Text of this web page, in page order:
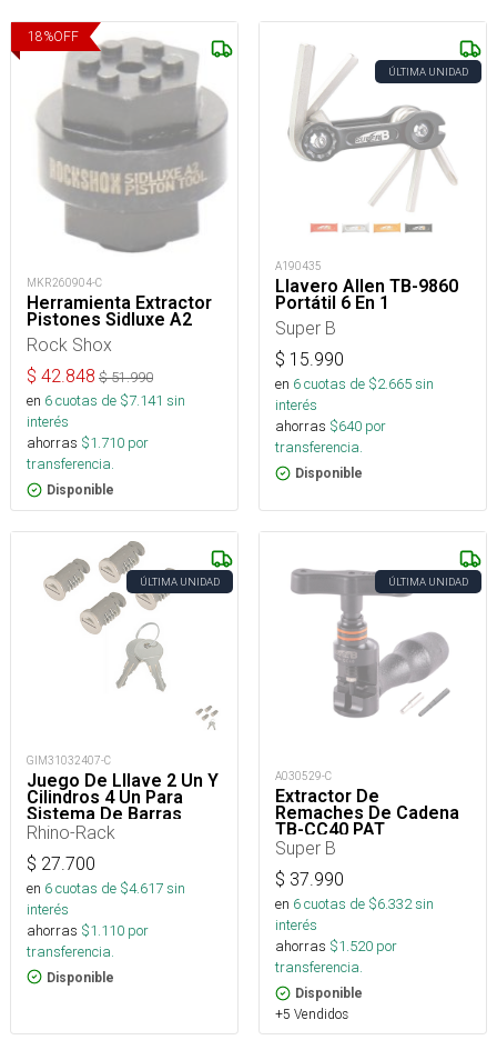
18%OFF
MKR260904-C
Herramienta Extractor
Pistones Sidluxe A2
Rock Shox
$ 42.848 $51.990
en 6cuotas de $7.141 sin
interés
ahorras $1.710 por
transferencia.
Disponible
ÚLTIMA UNIDAD
A190435
Llavero Allen TB-9860
Portátil 6 En 1
Super B
$ 15.990
en 6cuotas de $2.665sin
interés
ahorras $640 por
transferencia.
Disponible
ÚLTIMA UNIDAD
GIM31032407-C
Juego De Lllave 2 Un Y
Cilindros 4 Un Para
Sistema De Barras
Portaequipaje
Rhino-Rack
$ 27.700
en 6cuotas de $4.617sin
interés
ahorras $1.110 por
transferencia.
Disponible
ÚLTIMA UNIDAD
A030529-C
Extractor De
Remaches De Cadena
TB-CC40 PAT
Super B
$ 37.990
en 6cuotas de $6.332sin
interés
ahorras $1.520 por
transferencia.
Disponible
+5 Vendidos